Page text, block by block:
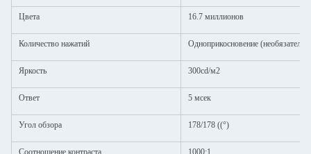
Цвета 16.7 миллионов
Количество нажатий Одноприкосновение
Яркость 300cd/м2
Ответ 5 мсек
Угол обзора 178/178 ((°)
Соотношение контраста 1000:1